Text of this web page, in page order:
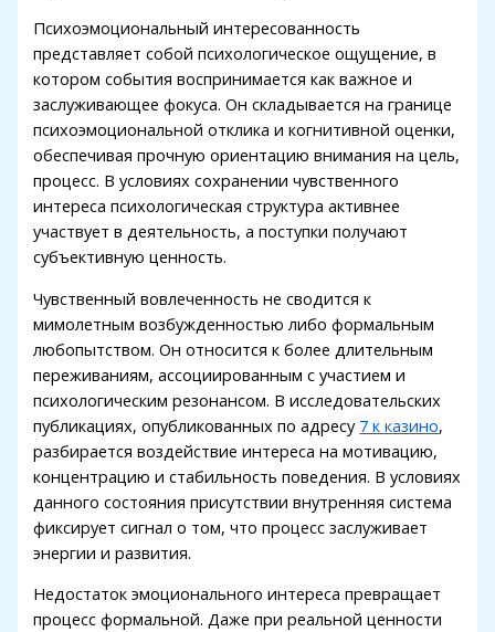
Hacklink panel
Hacklink panel
Hacklink panel
Hacklink panel
Hacklink panel
Hacklink panel
Hacklink panel
Hacklink panel
Hacklink panel
Hacklink panel
Hacklink satın al
Hacklink panel
Hacklink panel
Hacklink panel
Hacklink panel
Психоэмоциональный интересованность
представляет собой психологическое ощущение, в
котором события воспринимается как важное и
заслуживающее фокуса. Он складывается на границе
психоэмоциональной отклика и когнитивной оценки,
обеспечивая прочную ориентацию внимания на цель,
процесс. В условиях сохранении чувственного
интереса психологическая структура активнее
участвует в деятельность, а поступки получают
субъективную ценность.
Чувственный вовлеченность не сводится к
мимолетным возбужденностью либо формальным
любопытством. Он относится к более длительным
переживаниям, ассоциированным с участием и
психологическим резонансом. В исследовательских
публикациях, опубликованных по адресу 7 к казино,
разбирается воздействие интереса на мотивацию,
концентрацию и стабильность поведения. В условиях
данного состояния присутствии внутренняя система
фиксирует сигнал о том, что процесс заслуживает
энергии и развития.
Недостаток эмоционального интереса превращает
процесс формальной. Даже при реальной ценности